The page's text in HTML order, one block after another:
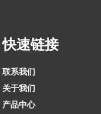
快速链接
联系我们
关于我们
产品中心